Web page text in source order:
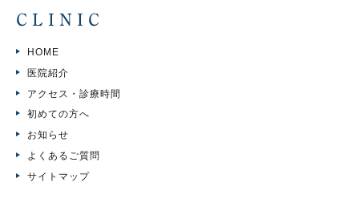
CLINIC
HOME
医院紹介
アクセス・診療時間
初めての方へ
お知らせ
よくあるご質問
サイトマップ